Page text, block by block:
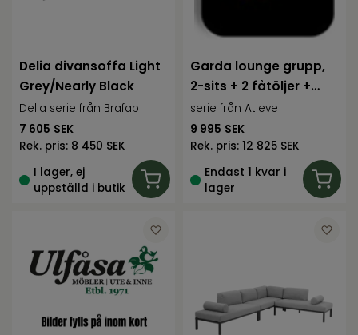
Delia divansoffa Light
Grey/Nearly Black
Delia serie från Brafab
7 605 SEK
Rek. pris: 8 450 SEK
I lager, ej
uppställd i butik
Garda lounge grupp,
2-sits + 2 fåtöljer +
bord ant
serie från Atleve
9 995 SEK
Rek. pris: 12 825 SEK
Endast 1 kvar i
lager